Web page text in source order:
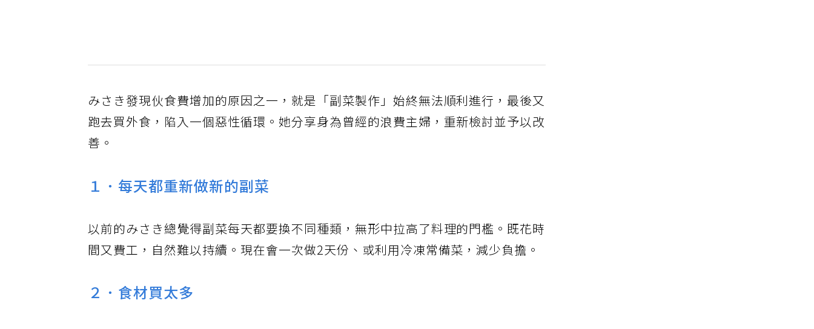
みさき發現伙食費增加的原因之一，就是「副菜製作」始終無法順利進行，最後又
跑去買外食，陷入一個惡性循環。她分享身為曾經的浪費主婦，重新檢討並予以改
善。
１．每天都重新做新的副菜
以前的みさき總覺得副菜每天都要換不同種類，無形中拉高了料理的門檻。既花時
間又費工，自然難以持續。現在會一次做2天份、或利用冷凍常備菜，減少負擔。
２．食材買太多